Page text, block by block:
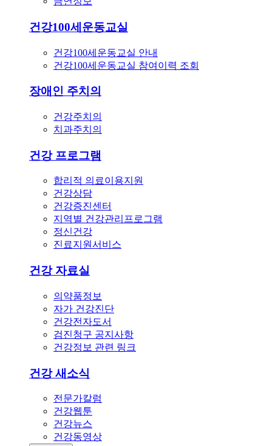
건강100세운동교실
건강100세운동교실 안내
건강100세운동교실 참여이력 조회
장애인 주치의
건강주치의
치과주치의
건강 프로그램
합리적 의료이용지원
건강상담
건강증진센터
지역별 건강관리프로그램
정신건강
진료지원서비스
건강 자료실
의약품정보
자가 건강진단
건강전자도서
검진청구 공지사항
건강정보 관련 링크
건강 새소식
전문가칼럼
건강웹툰
건강뉴스
건강동영상